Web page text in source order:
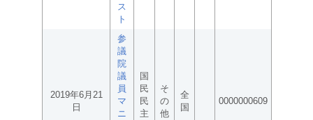
ス
ト
2019年6月21
日
参
議
院
議
員
マ
ニ
国
民
民
主
そ
の
他
全
国
0000000609